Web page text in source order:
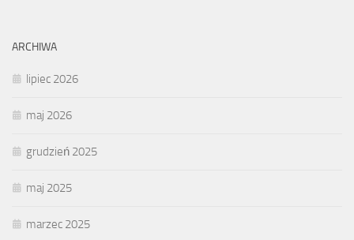
ARCHIWA
lipiec 2026
maj 2026
grudzień 2025
maj 2025
marzec 2025